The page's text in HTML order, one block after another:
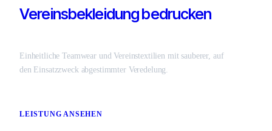
Vereinsbekleidung bedrucken
Einheitliche Teamwear und Vereinstextilien mit sauberer, auf
den Einsatzzweck abgestimmter Veredelung.
LEISTUNG ANSEHEN